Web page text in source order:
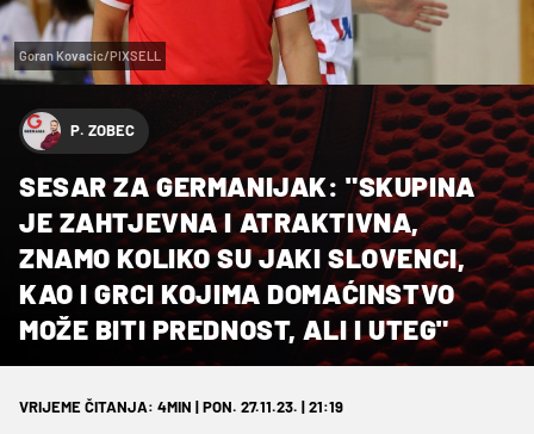
Goran Kovacic/PIXSELL
P. ZOBEC
SESAR ZA GERMANIJAK: "SKUPINA
JE ZAHTJEVNA I ATRAKTIVNA,
ZNAMO KOLIKO SU JAKI SLOVENCI,
KAO I GRCI KOJIMA DOMAĆINSTVO
MOŽE BITI PREDNOST, ALI I UTEG"
VRIJEME ČITANJA: 4MIN | PON. 27.11.23. | 21:19